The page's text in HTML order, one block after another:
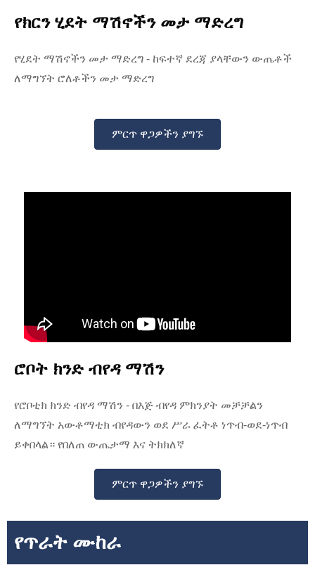
የክርን ሂደት ማሽኖችን መታ ማድረግ
የሂደት ማሽኖችን መታ ማድረግ - ከፍተኛ ደረጃ ያላቸውን ውጤቶች
ለማግኘት ሮለቶችን መታ ማድረግ
ምርጥ ዋጋዎችን ያግኙ
ሮቦት ክንድ ብየዳ ማሽን
የሮቦቲክ ክንድ ብየዳ ማሽን - በእጅ ብየዳ ምክንያት መቻቻልን
ለማግኘት አውቶማቲክ ብየዳውን ወደ ሥራ ፈትቶ ነጥብ-ወደ-ነጥብ
ይቀበላል። የበለጠ ውጤታማ እና ትክክለኛ
ምርጥ ዋጋዎችን ያግኙ
የጥራት ሙከራ